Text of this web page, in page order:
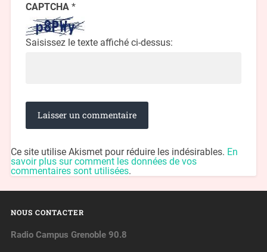
CAPTCHA *
Saisissez le texte affiché ci-dessus:
Ce site utilise Akismet pour réduire les indésirables. En
savoir plus sur comment les données de vos
commentaires sont utilisées.
NOUS CONTACTER
Radio Campus Grenoble 90.8